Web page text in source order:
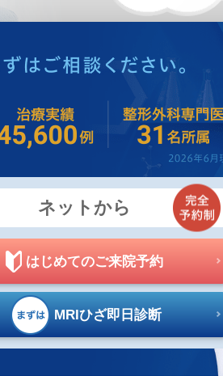
ネットから
はじめてのご来院予約
MRIひざ即日診断